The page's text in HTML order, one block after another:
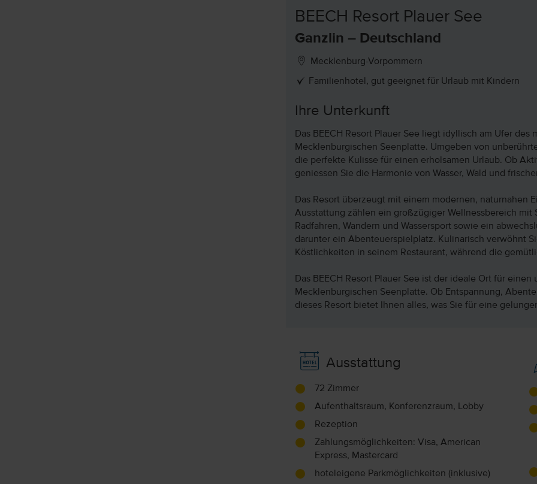
BEECH Resort Plauer See
Ganzlin – Deutschland
Mecklenburg-Vorpommern
Familienhotel, gut geeignet für Urlaub mit Kindern
Ihre Unterkunft
Das BEECH Resort Plauer See liegt idyllisch am Ufer
Mecklenburgischen Seenplatte. Umgeben von
die perfekte Kulisse für einen erholsamen Urlaub. Ob
geniessen Sie die Harmonie von Wasser, Wald und
Das Resort überzeugt mit einem modernen, naturnahen
Ausstattung zählen ein großzügiger Wellnessbereich
Radfahren, Wandern und Wassersport sowie ein
darunter ein Abenteuerspielplatz. Kulinarisch verwöhnt
Köstlichkeiten in seinem Restaurant, während die
Das BEECH Resort Plauer See ist der ideale Ort für
Mecklenburgischen Seenplatte. Ob Entspannung,
dieses Resort bietet Ihnen alles, was Sie für eine
Ausstattung
72 Zimmer
Aufenthaltsraum, Konferenzraum, Lobby
Rezeption
Zahlungsmöglichkeiten: Visa, American
Express, Mastercard
hoteleigene Parkmöglichkeiten (inklusive)